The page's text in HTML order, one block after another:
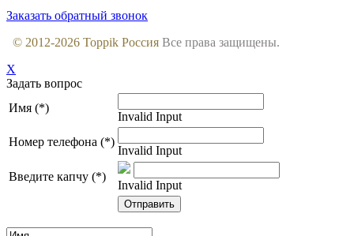
Заказать обратный звонок
© 2012-2026 Toppik Россия Все права защищены.
X
Задать вопрос
Имя (*)
Invalid Input
Номер телефона (*)
Invalid Input
Введите капчу (*)
Invalid Input